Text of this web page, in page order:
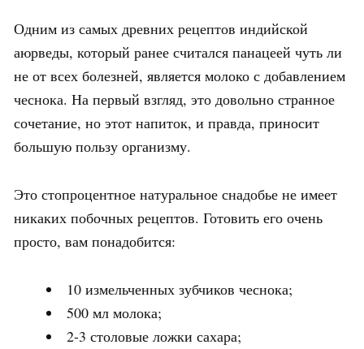
Одним из самых древних рецептов индийской
аюрведы, который ранее считался панацеей чуть ли
не от всех болезней, является молоко с добавлением
чеснока. На первый взгляд, это довольно странное
сочетание, но этот напиток, и правда, приносит
большую пользу организму.
Это стопроцентное натуральное снадобье не имеет
никаких побочных рецептов. Готовить его очень
просто, вам понадобится:
10 измельченных зубчиков чеснока;
500 мл молока;
2-3 столовые ложки сахара;